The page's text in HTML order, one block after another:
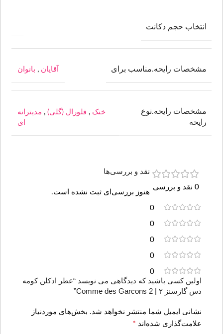
انتخاب حجم دکانت
مشخصات رایحه.مناسب برای آقایان , بانوان
مشخصات رایحه.نوع
رایحه
خنک , فلورال (گلی) , مدیترانه
ای
0 نقد و بررسی
0
0
0
0
0
نقد و بررسی‌ها
هنوز بررسی‌ای ثبت نشده است.
اولین کسی باشید که دیدگاهی می نویسد “عطر ادکلن کومه
دس گارسنز ۲ | Comme des Garcons 2”
نشانی ایمیل شما منتشر نخواهد شد. بخش‌های موردنیاز
علامت‌گذاری شده‌اند *